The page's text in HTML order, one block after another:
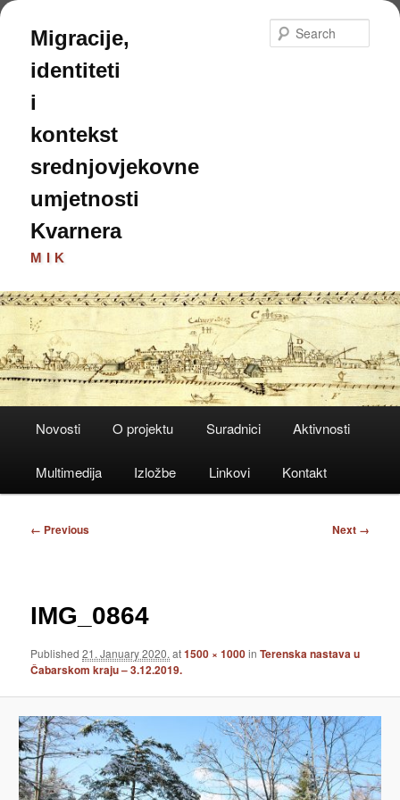
Skip
primary
content
Migracije,
identiteti
i
kontekst
srednjovjekovne
umjetnosti
Kvarnera
MIK
Novosti O projektu Suradnici Aktivnosti
Multimedija Izložbe Linkovi Kontakt
Image
← Previous Next →
IMG_0864
Published21. January 2020. at1500 × 1000inTerenska nastava u
Čabarskom kraju – 3.12.2019.